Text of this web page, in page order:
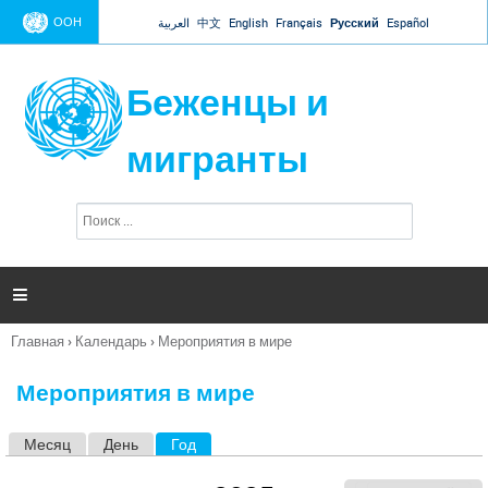
Jump to navigation
ООН العربية 中文 English Français Русский Español
Беженцы и
мигранты
п
и

Вы
Главная › Календарь › Мероприятия в мире
Мероприятия в мире
Месяц День Год